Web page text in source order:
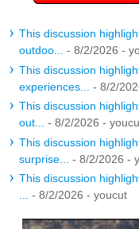
This discussion
outdoo...
- 8/2/2026 -
This discussion
experiences...
- 8/2/
This discussion
out...
- 8/2/2026 -
This discussion
surprise...
- 8/2/2026 -
This discussion
- 8/2/2026 - youcut